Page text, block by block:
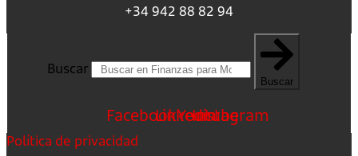
+34 942 88 82 94
Buscar
Buscar
FacebookLinkedin
Youtube
Instagram
Política de privacidad